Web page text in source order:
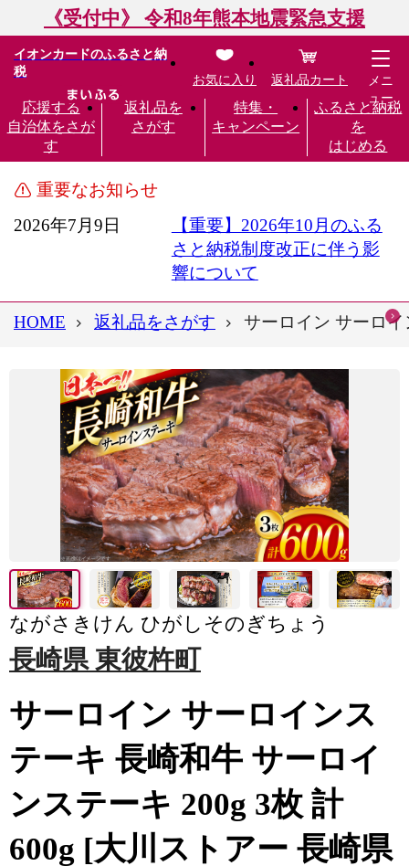
《受付中》 令和8年熊本地震緊急支援
イオンカードのふるさと納
税
応援する
自治体をさが
す
返礼品を
さがす
特集・
キャンペーン
ふるさと納税
を
はじめる
お気に入り 返礼品カート
メニ
ュー
重要なお知らせ
2026年7月9日
【重要】2026年10月のふる
さと納税制度改正に伴う影
響について
HOME 返礼品をさがす サーロイン サーロ
ながさきけん ひがしそのぎちょう
長崎県 東彼杵町
サーロイン サーロインス
テーキ 長崎和牛 サーロイ
ンステーキ 200g 3枚 計
600g [大川ストアー 長崎県